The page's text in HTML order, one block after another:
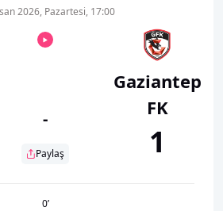
2026, Pazartesi, 17:00
-
Paylaş
Gaziantep
FK
1
0’